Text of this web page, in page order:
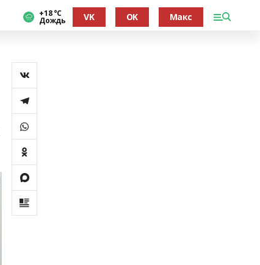
+18 °С
Дождь VK OK Макс